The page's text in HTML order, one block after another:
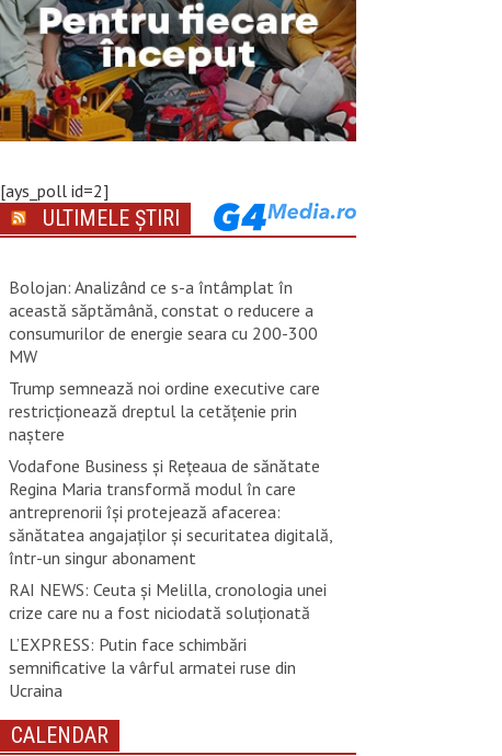
[ays_poll id=2]
ULTIMELE ȘTIRI
Bolojan: Analizând ce s-a întâmplat în
această săptămână, constat o reducere a
consumurilor de energie seara cu 200-300
MW
Trump semnează noi ordine executive care
restricţionează dreptul la cetăţenie prin
naştere
Vodafone Business și Rețeaua de sănătate
Regina Maria transformă modul în care
antreprenorii își protejează afacerea:
sănătatea angajaților și securitatea digitală,
într-un singur abonament
RAI NEWS: Ceuta și Melilla, cronologia unei
crize care nu a fost niciodată soluționată
L’EXPRESS: Putin face schimbări
semnificative la vârful armatei ruse din
Ucraina
CALENDAR